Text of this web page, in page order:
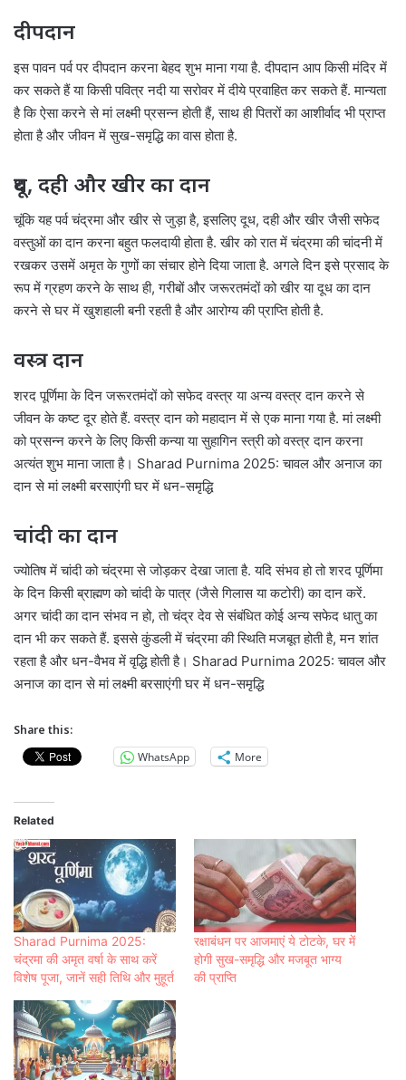
दीपदान
इस पावन पर्व पर दीपदान करना बेहद शुभ माना गया है. दीपदान आप किसी मंदिर में
कर सकते हैं या किसी पवित्र नदी या सरोवर में दीये प्रवाहित कर सकते हैं. मान्यता
है कि ऐसा करने से मां लक्ष्मी प्रसन्न होती हैं, साथ ही पितरों का आशीर्वाद भी प्राप्त
होता है और जीवन में सुख-समृद्धि का वास होता है.
दूध, दही और खीर का दान
चूंकि यह पर्व चंद्रमा और खीर से जुड़ा है, इसलिए दूध, दही और खीर जैसी सफेद
वस्तुओं का दान करना बहुत फलदायी होता है. खीर को रात में चंद्रमा की चांदनी में
रखकर उसमें अमृत के गुणों का संचार होने दिया जाता है. अगले दिन इसे प्रसाद के
रूप में ग्रहण करने के साथ ही, गरीबों और जरूरतमंदों को खीर या दूध का दान
करने से घर में खुशहाली बनी रहती है और आरोग्य की प्राप्ति होती है.
वस्त्र दान
शरद पूर्णिमा के दिन जरूरतमंदों को सफेद वस्त्र या अन्य वस्त्र दान करने से
जीवन के कष्ट दूर होते हैं. वस्त्र दान को महादान में से एक माना गया है. मां लक्ष्मी
को प्रसन्न करने के लिए किसी कन्या या सुहागिन स्त्री को वस्त्र दान करना
अत्यंत शुभ माना जाता है। Sharad Purnima 2025: चावल और अनाज का
दान से मां लक्ष्मी बरसाएंगी घर में धन-समृद्धि
चांदी का दान
ज्योतिष में चांदी को चंद्रमा से जोड़कर देखा जाता है. यदि संभव हो तो शरद पूर्णिमा
के दिन किसी ब्राह्मण को चांदी के पात्र (जैसे गिलास या कटोरी) का दान करें.
अगर चांदी का दान संभव न हो, तो चंद्र देव से संबंधित कोई अन्य सफेद धातु का
दान भी कर सकते हैं. इससे कुंडली में चंद्रमा की स्थिति मजबूत होती है, मन शांत
रहता है और धन-वैभव में वृद्धि होती है। Sharad Purnima 2025: चावल और
अनाज का दान से मां लक्ष्मी बरसाएंगी घर में धन-समृद्धि
Share this:
WhatsApp
More
Related
Sharad Purnima 2025:
चंद्रमा की अमृत वर्षा के साथ करें
विशेष पूजा, जानें सही तिथि और मुहूर्त
रक्षाबंधन पर आजमाएं ये टोटके, घर में
होगी सुख-समृद्धि और मजबूत भाग्य
की प्राप्ति